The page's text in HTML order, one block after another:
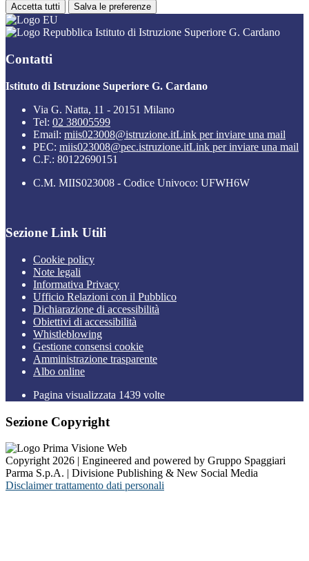
Accetta tutti Salva le preferenze
Istituto di Istruzione Superiore G. Cardano
Contatti
Istituto di Istruzione Superiore G. Cardano
Via G. Natta, 11 - 20151 Milano
Tel: 02 38005599
Email: miis023008@istruzione.itLink per inviare una mail
PEC: miis023008@pec.istruzione.itLink per inviare una mail
C.F.: 80122690151
C.M. MIIS023008 - Codice Univoco: UFWH6W
Sezione Link Utili
Cookie policy
Note legali
Informativa Privacy
Ufficio Relazioni con il Pubblico
Dichiarazione di accessibilità
Obiettivi di accessibilità
Whistleblowing
Gestione consensi cookie
Amministrazione trasparente
Albo online
Pagina visualizzata 1439 volte
Sezione Copyright
Copyright 2026 | Engineered and powered by Gruppo Spaggiari
Parma S.p.A. | Divisione Publishing & New Social Media
Disclaimer trattamento dati personali